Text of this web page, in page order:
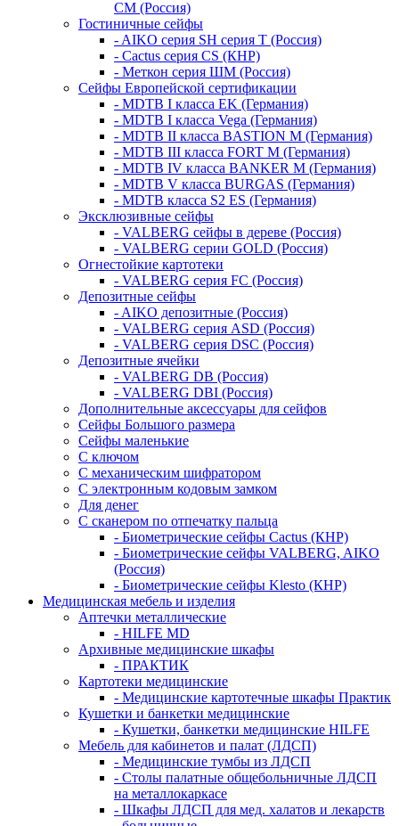
СМ (Россия)
Гостиничные сейфы
- AIKO серия SH серия Т (Россия)
- Cactus серия CS (КНР)
- Меткон серия ШМ (Россия)
Сейфы Европейской сертификации
- MDTB I класса EK (Германия)
- MDTB I класса Vega (Германия)
- MDTB II класса BASTION M (Германия)
- MDTB III класса FORT M (Германия)
- MDTB IV класса BANKER M (Германия)
- MDTB V класса BURGAS (Германия)
- MDTB класса S2 ES (Германия)
Эксклюзивные сейфы
- VALBERG сейфы в дереве (Россия)
- VALBERG серии GOLD (Россия)
Огнестойкие картотеки
- VALBERG серия FC (Россия)
Депозитные сейфы
- AIKO депозитные (Россия)
- VALBERG серия ASD (Россия)
- VALBERG серия DSC (Россия)
Депозитные ячейки
- VALBERG DB (Россия)
- VALBERG DBI (Россия)
Дополнительные аксессуары для сейфов
Сейфы Большого размера
Сейфы маленькие
С ключом
С механическим шифратором
С электронным кодовым замком
Для денег
С сканером по отпечатку пальца
- Биометрические сейфы Cactus (КНР)
- Биометрические сейфы VALBERG, AIKO
(Россия)
- Биометрические сейфы Klesto (КНР)
Медицинская мебель и изделия
Аптечки металлические
- HILFE MD
Архивные медицинские шкафы
- ПРАКТИК
Картотеки медицинские
- Медицинские картотечные шкафы Практик
Кушетки и банкетки медицинские
- Кушетки, банкетки медицинские HILFE
Мебель для кабинетов и палат (ЛДСП)
- Медицинские тумбы из ЛДСП
- Столы палатные общебольничные ЛДСП
на металлокаркасе
- Шкафы ЛДСП для мед. халатов и лекарств